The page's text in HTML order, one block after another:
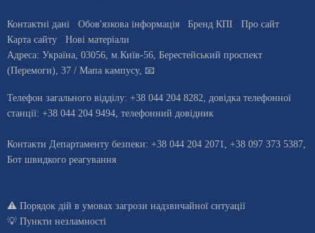
Контактні дані Обов'язкова інформація Бренд КПІ
Про сайт
Карта сайту
Нові матеріали
Адреса: Україна, 03056, м.Київ-56, Берестейський проспект
(Перемоги), 37 / Мапа кампусу, 📧
Телефон загального відділу: +38 044 204 8282, довiдка телефонної
станцiї: +38 044 204 9494, телефонний довідник
Контакти Департаменту безпеки: +38 044 204 2071, +38 097 373 5387,
Бот швидкого реагування
⚠️ Порядок дій в умовах загрози надзвичайної ситуації
💡 Пункти незламності